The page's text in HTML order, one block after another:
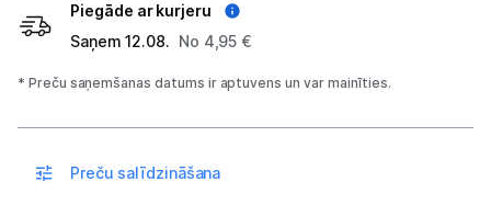
Sadzīves tehnika
Skaistumkopšana
Sports un atpūta
Ražotāju atjaunota tehnika
Piegāde ar kurjeru
Saņem 12.08. No 4,95 €
* Preču saņemšanas datums ir aptuvens un var mainīties.
Preču salīdzināšana